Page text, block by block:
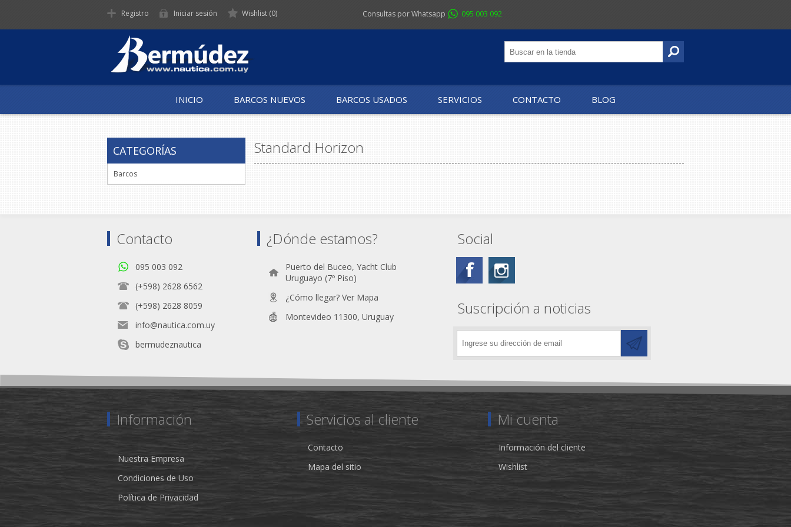
Registro Iniciar sesión Wishlist (0) Consultas por Whatsapp 095 003 092
INICIO BARCOS NUEVOS BARCOS USADOS SERVICIOS CONTACTO BLOG
Standard Horizon
CATEGORÍAS
Barcos
Contacto
095 003 092
(+598) 2628 6562
(+598) 2628 8059
info@nautica.com.uy
bermudeznautica
¿Dónde estamos?
Puerto del Buceo, Yacht Club
Uruguayo (7º Piso)
¿Cómo llegar? Ver Mapa
Montevideo 11300, Uruguay
Social
Suscripción a noticias
Información
Nuestra Empresa
Condiciones de Uso
Política de Privacidad
Servicios al cliente
Contacto
Mapa del sitio
Mi cuenta
Información del cliente
Wishlist